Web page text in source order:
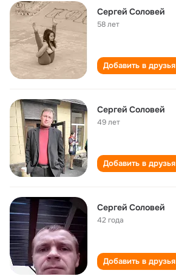
Сергей Соловей
58 лет
Добавить в друзья
Сергей Соловей
49 лет
Добавить в друзья
Сергей Соловей
42 года
Добавить в друзья